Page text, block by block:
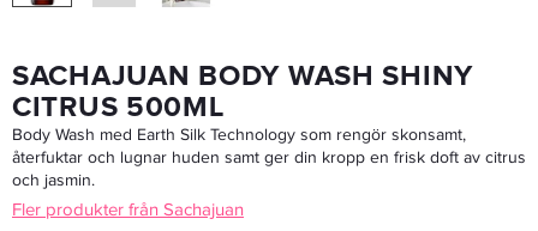
SACHAJUAN BODY WASH SHINY
CITRUS 500ML
Body Wash med Earth Silk Technology som rengör skonsamt,
återfuktar och lugnar huden samt ger din kropp en frisk doft av citrus
och jasmin.
Fler produkter från Sachajuan